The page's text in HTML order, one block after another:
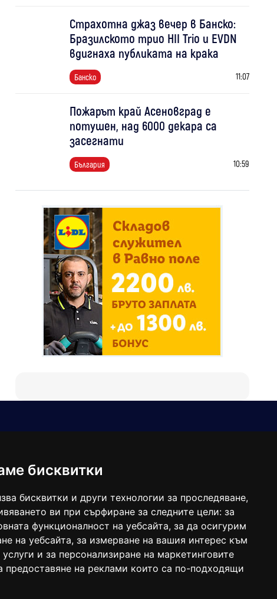
бисквитки
бисквитки и други технологии за проследяване,
ви при сърфиране за следните цели: за
функционалност на уебсайта, за да осигурим
на уебсайта, за измерване на вашия интерес към
и за персонализиране на маркетинговите
предоставяне на реклами които са по-подходящи
Страхотна джаз вечер в Банско:
Бразилското трио HII Trio и EVDN
вдигнаха публиката на крака
Банско 11:07
Пожарът край Асеновград е
потушен, над 6000 декара са
засегнати
България 10:59
balgarkanews@gmail.com